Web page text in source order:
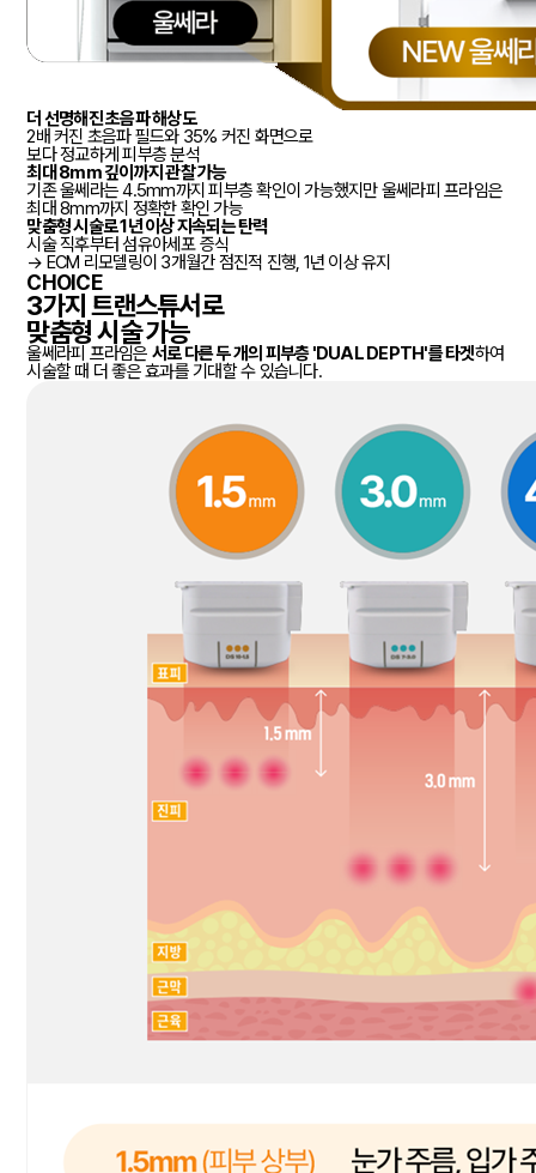
더 선명해진 초음파 해상도
2배 커진 초음파 필드와 35% 커진 화면으로
보다 정교하게 피부층 분석
최대 8mm 깊이까지 관찰 가능
기존 울쎄라는 4.5mm까지 피부층 확인이 가능했지만 울쎄라피 프라임은
최대 8mm까지 정확한 확인 가능
맞춤형 시술로 1년 이상 지속되는 탄력
시술 직후부터 섬유아세포 증식
→ ECM 리모델링이 3개월간 점진적 진행, 1년 이상 유지
CHOICE
3가지 트랜스튜서로
맞춤형 시술 가능
울쎄라피 프라임은 서로 다른 두 개의 피부층 'DUAL DEPTH'를 타겟하여
시술할 때 더 좋은 효과를 기대할 수 있습니다.